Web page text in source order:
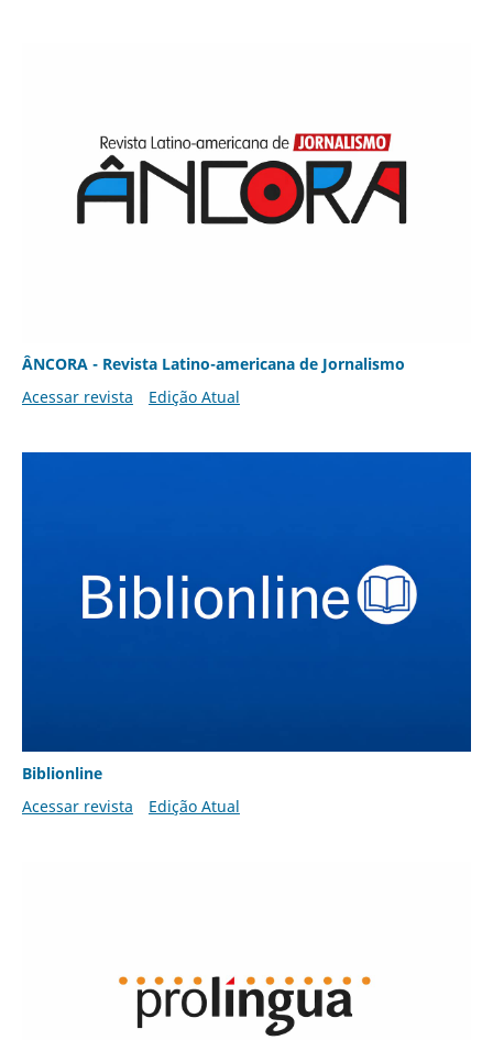
ÂNCORA - Revista Latino-americana de Jornalismo
Acessar revista
Edição Atual
Biblionline
Acessar revista
Edição Atual